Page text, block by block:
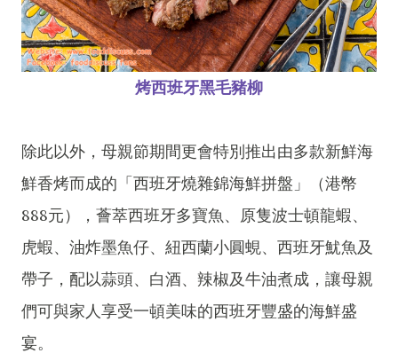
烤西班牙黑毛豬柳
除此以外，母親節期間更會特別推出由多款新鮮海
鮮香烤而成的「西班牙燒雜錦海鮮拼盤」（港幣
888元），薈萃西班牙多寶魚、原隻波士頓龍蝦、
虎蝦、油炸墨魚仔、紐西蘭小圓蜆、西班牙魷魚及
帶子，配以蒜頭、白酒、辣椒及牛油煮成，讓母親
們可與家人享受一頓美味的西班牙豐盛的海鮮盛
宴。